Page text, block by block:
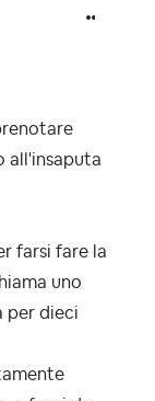
all'insaputa
farsi fare la
uno
per dieci